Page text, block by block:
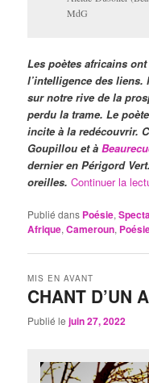
MdG
Les poètes africains
l’intelligence des liens.
sur notre rive de la
perdu la trame. Le
incite à la redécouvrir.
Goupillou et à
dernier en Périgord
oreilles. Continuer la
Publié dans Poésie,
Afrique,Cameroun,
CHANT D’UN
MIS EN AVANT
Publié lejuin 27, 2022